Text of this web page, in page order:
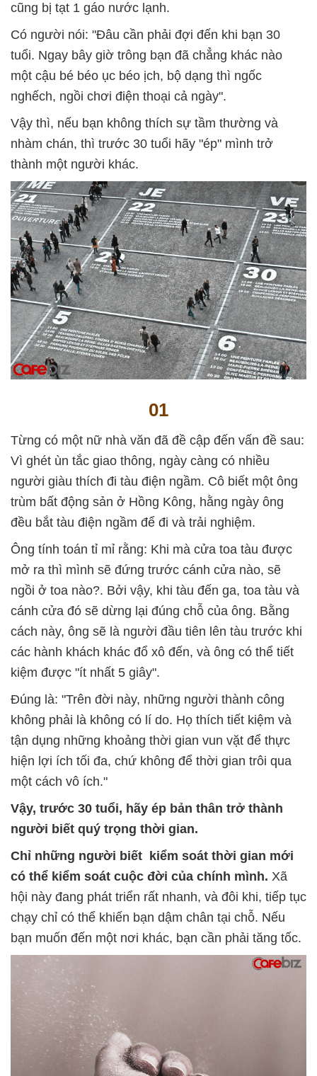
cũng bị tạt 1 gáo nước lạnh.
Có người nói: "Đâu cần phải đợi đến khi bạn 30
tuổi. Ngay bây giờ trông bạn đã chẳng khác nào
một cậu bé béo ục béo ịch, bộ dạng thì ngốc
nghếch, ngồi chơi điện thoại cả ngày".
Vậy thì, nếu bạn không thích sự tầm thường và
nhàm chán, thì trước 30 tuổi hãy "ép" mình trở
thành một người khác.
01
Từng có một nữ nhà văn đã đề cập đến vấn đề sau:
Vì ghét ùn tắc giao thông, ngày càng có nhiều
người giàu thích đi tàu điện ngầm. Cô biết một ông
trùm bất động sản ở Hồng Kông, hằng ngày ông
đều bắt tàu điện ngầm để đi và trải nghiệm.
Ông tính toán tỉ mỉ rằng: Khi mà cửa toa tàu được
mở ra thì mình sẽ đứng trước cánh cửa nào, sẽ
ngồi ở toa nào?. Bởi vậy, khi tàu đến ga, toa tàu và
cánh cửa đó sẽ dừng lại đúng chỗ của ông. Bằng
cách này, ông sẽ là người đầu tiên lên tàu trước khi
các hành khách khác đổ xô đến, và ông có thể tiết
kiệm được "ít nhất 5 giây".
Đúng là: "Trên đời này, những người thành công
không phải là không có lí do. Họ thích tiết kiệm và
tận dụng những khoảng thời gian vun vặt để thực
hiện lợi ích tối đa, chứ không để thời gian trôi qua
một cách vô ích."
Vậy, trước 30 tuổi, hãy ép bản thân trở thành
người biết quý trọng thời gian.
Chỉ những người biết kiểm soát thời gian mới
có thể kiểm soát cuộc đời của chính mình. Xã
hội này đang phát triển rất nhanh, và đôi khi, tiếp tục
chạy chỉ có thể khiến bạn dậm chân tại chỗ. Nếu
bạn muốn đến một nơi khác, bạn cần phải tăng tốc.